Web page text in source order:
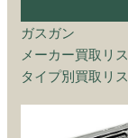
ガスガン
メーカー買取リ
タイプ別買取リ